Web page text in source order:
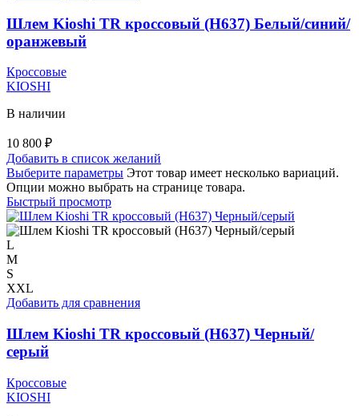
Шлем Kioshi TR кроссовый (H637) Белый/синий/
оранжевый
Кроссовые
KIOSHI
В наличии
10 800 ₽
Добавить в список желаний
Выберите параметры Этот товар имеет несколько вариаций.
Опции можно выбрать на странице товара.
Быстрый просмотр
L
M
S
XXL
Добавить для сравнения
Шлем Kioshi TR кроссовый (H637) Черный/
серый
Кроссовые
KIOSHI